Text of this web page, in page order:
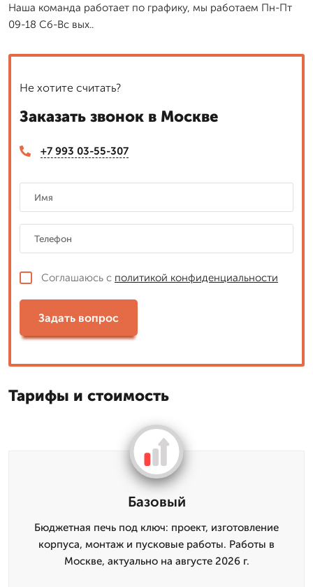
Наша команда работает по графику, мы работаем Пн-Пт
09-18 Сб-Вс вых..
Не хотите считать?
Заказать звонок в Москве
+7 993 03-55-307
Соглашаюсь с политикой конфиденциальности
Задать вопрос
Тарифы и стоимость
Базовый
Бюджетная печь под ключ: проект, изготовление
корпуса, монтаж и пусковые работы. Работы в
Москве, актуально на августе 2026 г.